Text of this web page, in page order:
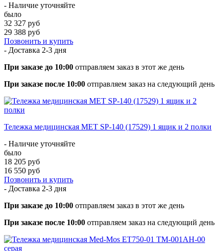
- Наличие уточняйте
было
32 327 руб
29 388 руб
Позвонить и купить
- Доставка 2-3 дня
При заказе до 10:00 отправляем заказ в этот же день
При заказе после 10:00 отправляем заказ на следующий день
Тележка медицинская MET SP-140 (17529) 1 ящик и 2 полки
- Наличие уточняйте
было
18 205 руб
16 550 руб
Позвонить и купить
- Доставка 2-3 дня
При заказе до 10:00 отправляем заказ в этот же день
При заказе после 10:00 отправляем заказ на следующий день